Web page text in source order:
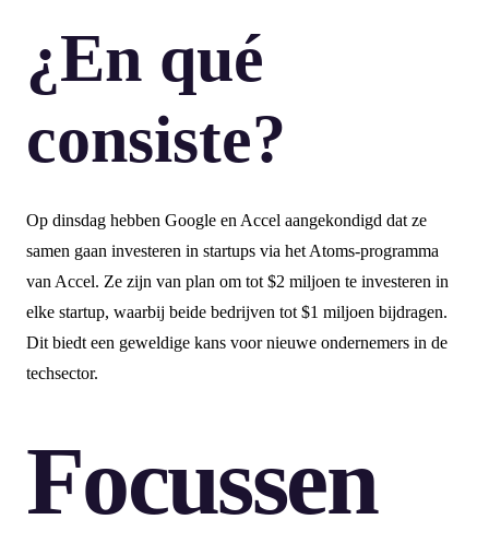
¿En qué
consiste?
Op dinsdag hebben Google en Accel aangekondigd dat ze
samen gaan investeren in startups via het Atoms-programma
van Accel. Ze zijn van plan om tot $2 miljoen te investeren in
elke startup, waarbij beide bedrijven tot $1 miljoen bijdragen.
Dit biedt een geweldige kans voor nieuwe ondernemers in de
techsector.
Focussen